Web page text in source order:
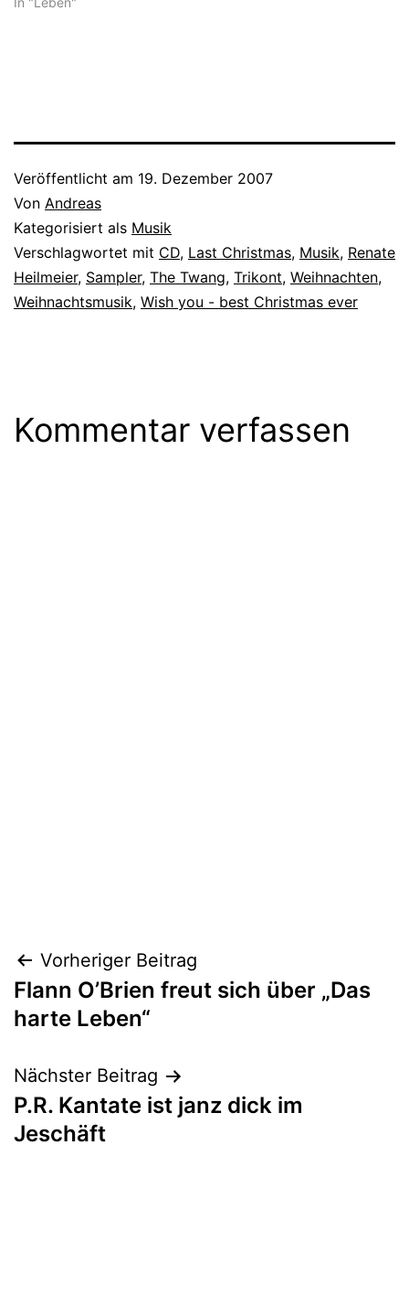
Veröffentlicht am 19. Dezember 2007
Von Andreas
Kategorisiert als Musik
Verschlagwortet mit CD, Last Christmas, Musik, Renate
Heilmeier, Sampler, The Twang, Trikont, Weihnachten,
Weihnachtsmusik, Wish you - best Christmas ever
Kommentar verfassen
Beitragsnavigation
Vorheriger Beitrag
Flann O’Brien freut sich über „Das
harte Leben“
Nächster Beitrag
P.R. Kantate ist janz dick im
Jeschäft